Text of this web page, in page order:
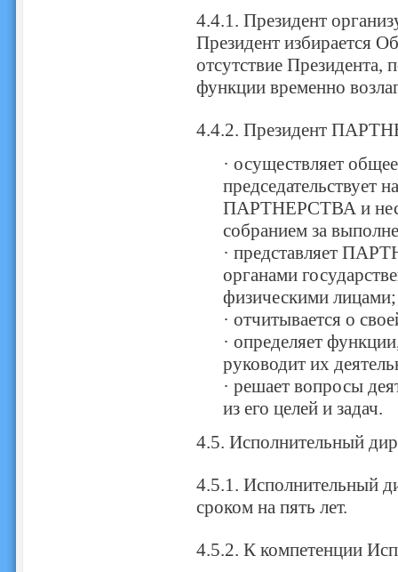
4.4.1. Президент
Президент избирается
отсутствие Президента,
функции временно
4.4.2. Президент
· осуществляет
председательствует
ПАРТНЕРСТВА и
собранием за
· представляет
органами
физическими лицами;
· отчитывается о
· определяет
руководит их
· решает вопросы
из его целей и задач.
4.5. Исполнительный
4.5.1. Исполнительный
сроком на пять лет.
4.5.2. К компетенции